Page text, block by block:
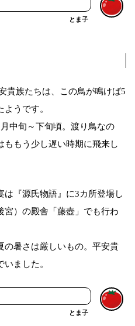
とま子
貴族たちは、この鳥が鳴けば5
うです。
中旬～下旬頃。渡り鳥なの
ももう少し遅い時期に飛来し
『源氏物語』に3カ所登場し
宮）の殿舎「藤壺」でも行わ
の暑さは厳しいもの。平安貴
ました。
とま子